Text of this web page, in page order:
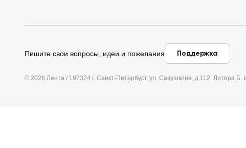
Пишите свои вопросы, идеи и пожелания Поддержка
© 2026 Лента / 197374 г. Санкт-Петербург, ул. Савушкина, д.112, Литера